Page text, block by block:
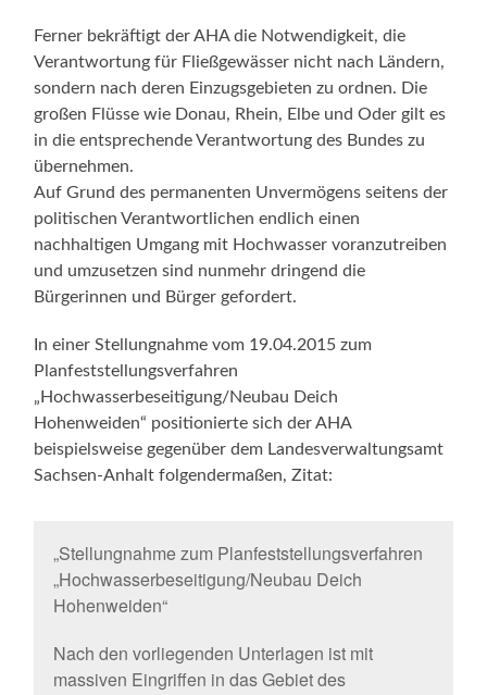
Ferner bekräftigt der AHA die Notwendigkeit, die
Verantwortung für Fließgewässer nicht nach Ländern,
sondern nach deren Einzugsgebieten zu ordnen. Die
großen Flüsse wie Donau, Rhein, Elbe und Oder gilt es
in die entsprechende Verantwortung des Bundes zu
übernehmen.
Auf Grund des permanenten Unvermögens seitens der
politischen Verantwortlichen endlich einen
nachhaltigen Umgang mit Hochwasser voranzutreiben
und umzusetzen sind nunmehr dringend die
Bürgerinnen und Bürger gefordert.
In einer Stellungnahme vom 19.04.2015 zum
Planfeststellungsverfahren
„Hochwasserbeseitigung/Neubau Deich
Hohenweiden“ positionierte sich der AHA
beispielsweise gegenüber dem Landesverwaltungsamt
Sachsen-Anhalt folgendermaßen, Zitat:
„Stellungnahme zum Planfeststellungsverfahren
„Hochwasserbeseitigung/Neubau Deich
Hohenweiden“
Nach den vorliegenden Unterlagen ist mit
massiven Eingriffen in das Gebiet des